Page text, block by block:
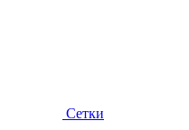
Сетки